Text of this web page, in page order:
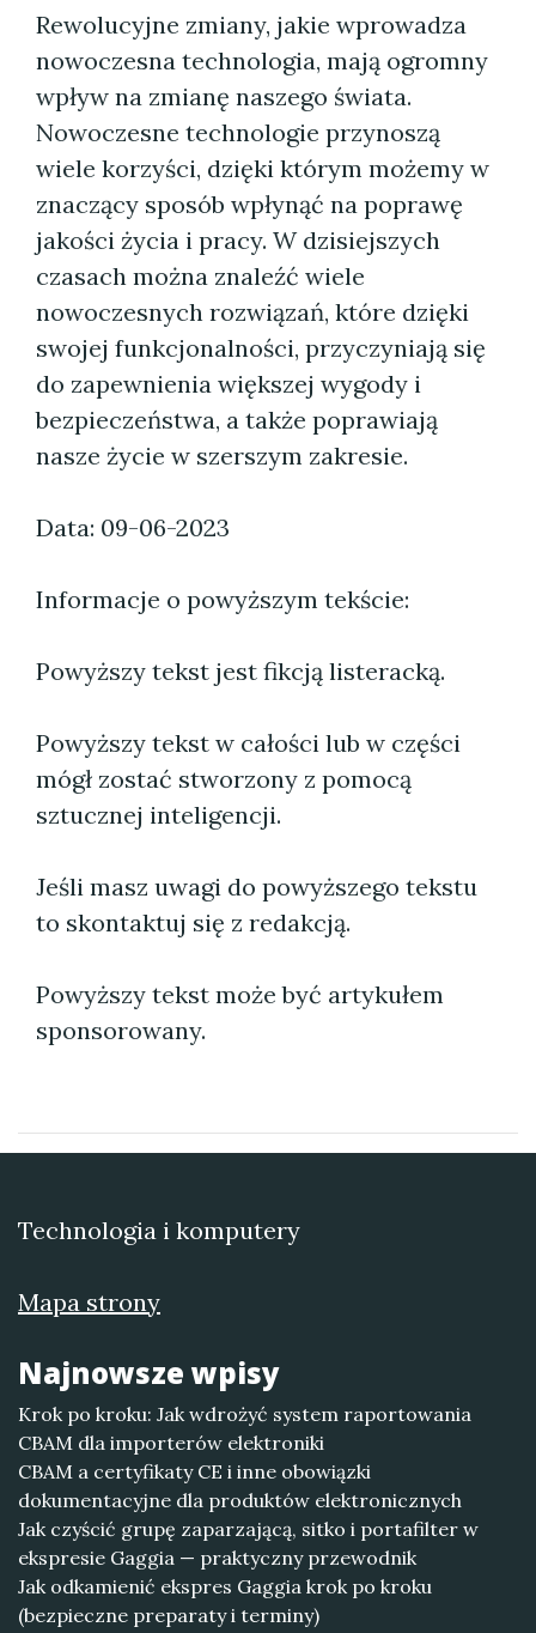
Rewolucyjne zmiany, jakie wprowadza
nowoczesna technologia, mają ogromny
wpływ na zmianę naszego świata.
Nowoczesne technologie przynoszą
wiele korzyści, dzięki którym możemy w
znaczący sposób wpłynąć na poprawę
jakości życia i pracy. W dzisiejszych
czasach można znaleźć wiele
nowoczesnych rozwiązań, które dzięki
swojej funkcjonalności, przyczyniają się
do zapewnienia większej wygody i
bezpieczeństwa, a także poprawiają
nasze życie w szerszym zakresie.
Data: 09-06-2023
Informacje o powyższym tekście:
Powyższy tekst jest fikcją listeracką.
Powyższy tekst w całości lub w części
mógł zostać stworzony z pomocą
sztucznej inteligencji.
Jeśli masz uwagi do powyższego tekstu
to skontaktuj się z redakcją.
Powyższy tekst może być artykułem
sponsorowany.
Technologia i komputery
Mapa strony
Najnowsze wpisy
Krok po kroku: Jak wdrożyć system raportowania
CBAM dla importerów elektroniki
CBAM a certyfikaty CE i inne obowiązki
dokumentacyjne dla produktów elektronicznych
Jak czyścić grupę zaparzającą, sitko i portafilter w
ekspresie Gaggia — praktyczny przewodnik
Jak odkamienić ekspres Gaggia krok po kroku
(bezpieczne preparaty i terminy)